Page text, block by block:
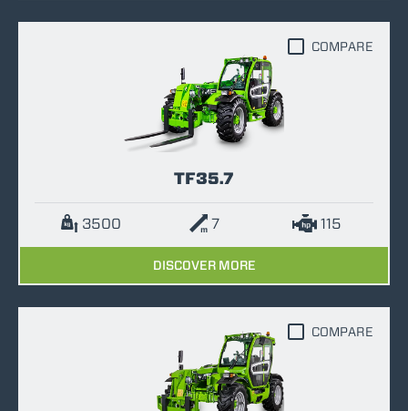
TF35.7
3500 7 115
DISCOVER MORE
COMPARE
COMPARE